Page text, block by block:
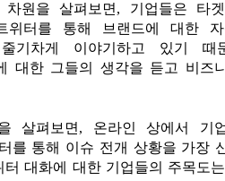
차원을 살펴보면, 기업들은 타
위터를 통해 브랜드에 대한
기차게 이야기하고 있기 때
대한 그들의 생각을 듣고 비즈
살펴보면, 온라인 상에서 기
를 통해 이슈 전개 상황을 가장
터 대화에 대한 기업들의 주목도